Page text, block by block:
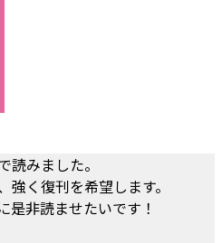
読みました。
く復刊を希望します。
是非読ませたいです！